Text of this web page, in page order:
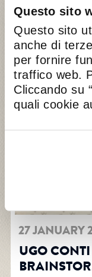
Questo sito
Questo sito
anche di
per fornire
traffico web.
Cliccando su
quali cookie
NETWORK
Per Ugo il
Cademartori,
viene subito
di urlare “mi
VAI
27 JANUARY
UGO